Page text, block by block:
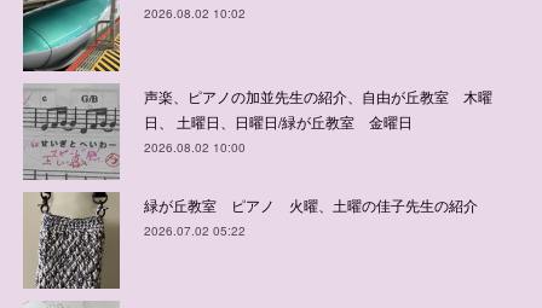
2026.08.02 10:02
声楽、ピアノの加並先生の紹介、自由が丘教室 木曜
日、 土曜日、日曜日/緑が丘教室 金曜日
2026.08.02 10:00
緑が丘教室 ピアノ 火曜、土曜の佳子先生の紹介
2026.07.02 05:22